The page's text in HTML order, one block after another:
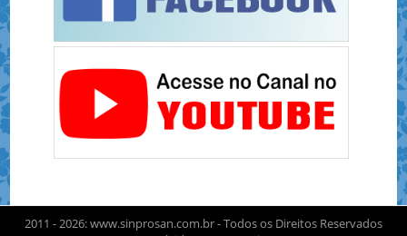
2011 - 2026: www.sinprosan.com.br - Todos os Direitos Reservados